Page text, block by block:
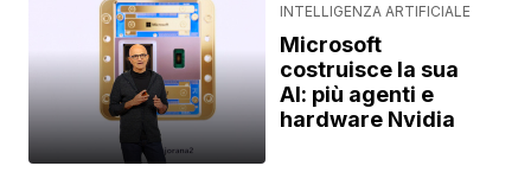
INTELLIGENZA ARTIFICIALE
Microsoft
costruisce la sua
AI: più agenti e
hardware Nvidia